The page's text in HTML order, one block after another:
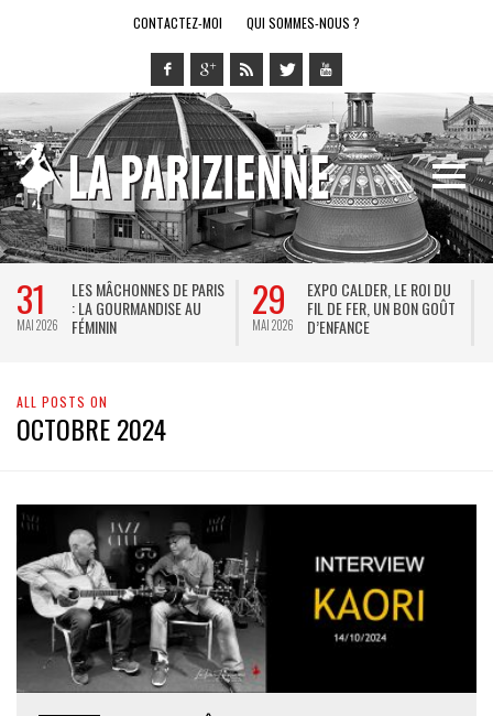
CONTACTEZ-MOI QUI SOMMES-NOUS ?
31
MAI 2026
LES MÂCHONNES DE PARIS
: LA GOURMANDISE AU
FÉMININ
29
MAI 2026
EXPO CALDER, LE ROI DU
FIL DE FER, UN BON GOÛT
D’ENFANCE
ALL POSTS ON
OCTOBRE 2024